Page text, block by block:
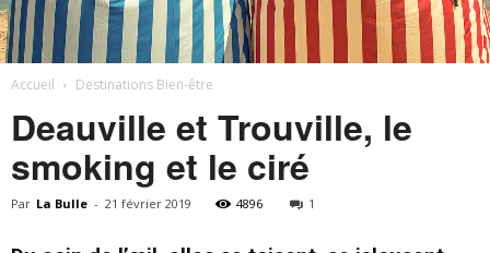
Accueil Destinations Bien-être
Deauville et Trouville, le
smoking et le ciré
Par La Bulle - 21 février 2019 4896 1